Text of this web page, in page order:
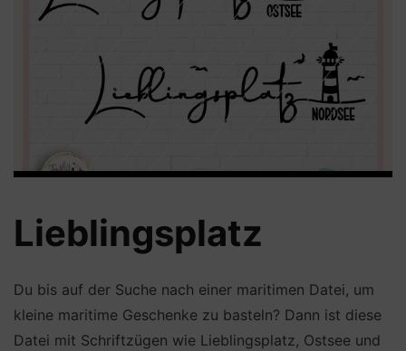
Lieblingsplatz
Du bis auf der Suche nach einer maritimen Datei, um
kleine maritime Geschenke zu basteln? Dann ist diese
Datei mit Schriftzügen wie Lieblingsplatz, Ostsee und